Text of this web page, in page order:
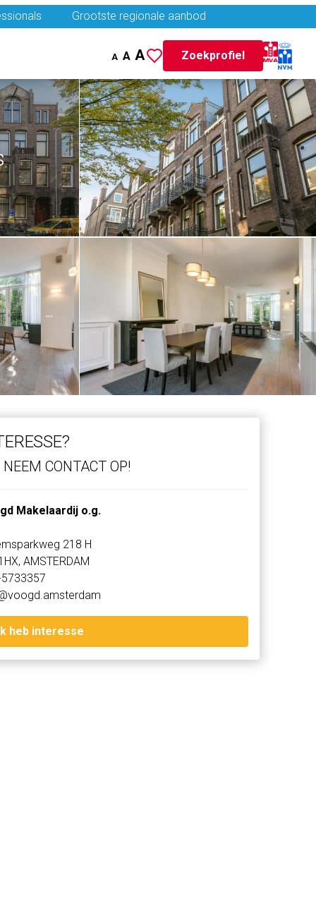
Grootste regionale aanbod
A A A Zoekprofiel
NEEM CONTACT OP!
Makelaardij o.g.
218 H
AMSTERDAM
Ik heb interesse